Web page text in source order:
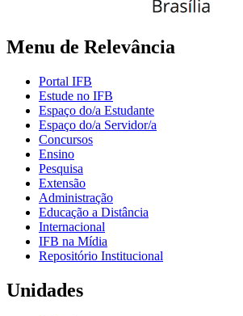
Menu de Relevância
Portal IFB
Estude no IFB
Espaço do/a Estudante
Espaço do/a Servidor/a
Concursos
Ensino
Pesquisa
Extensão
Administração
Educação a Distância
Internacional
IFB na Mídia
Repositório Institucional
Unidades